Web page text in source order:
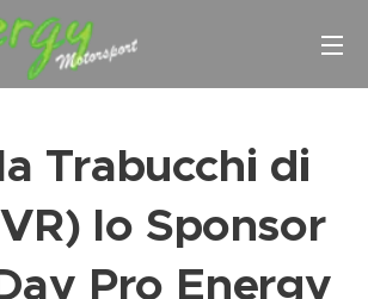
Trabucchi di
lo Sponsor
Pro Energy